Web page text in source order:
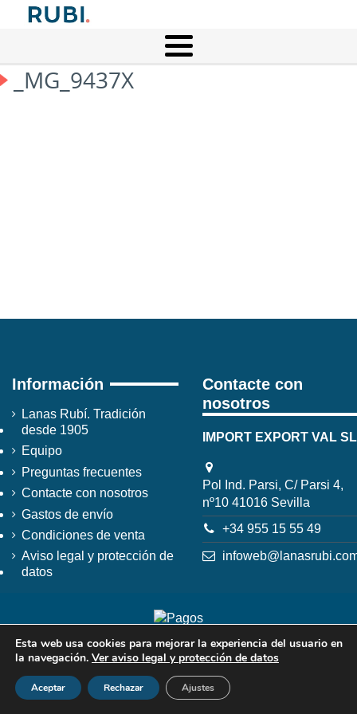
_MG_9437X
Información
Lanas Rubí. Tradición
desde 1905
Equipo
Preguntas frecuentes
Contacte con nosotros
Gastos de envío
Condiciones de venta
Aviso legal y protección de
datos
Contacte con
nosotros
IMPORT EXPORT VAL SL
Pol Ind. Parsi, C/ Parsi 4,
nº10 41016 Sevilla
+34 955 15 55 49
Esta web usa cookies para mejorar la experiencia del usuario en
la navegación. Ver aviso legal y protección de datos
Aceptar Rechazar Ajustes